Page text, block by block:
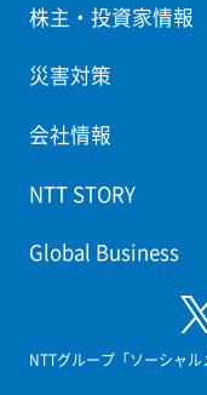
株主・投資家情報
災害対策
会社情報
NTT STORY
Global Business
NTTグループ「ソーシャ